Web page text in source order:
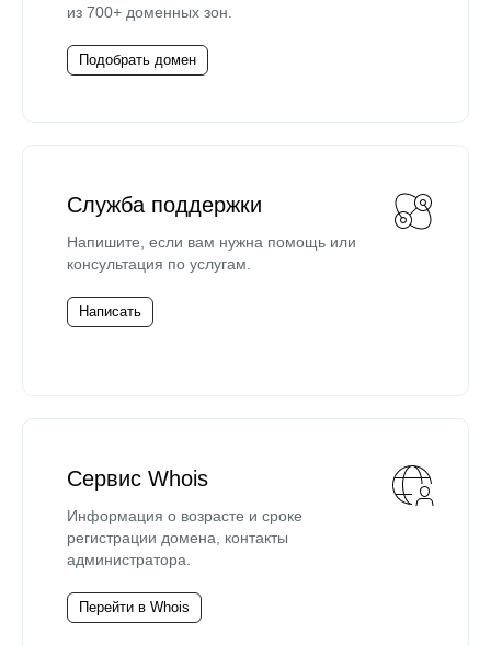
из 700+ доменных зон.
Подобрать домен
Служба поддержки
Напишите, если вам нужна помощь или
консультация по услугам.
Написать
Сервис Whois
Информация о возрасте и сроке
регистрации домена, контакты
администратора.
Перейти в Whois